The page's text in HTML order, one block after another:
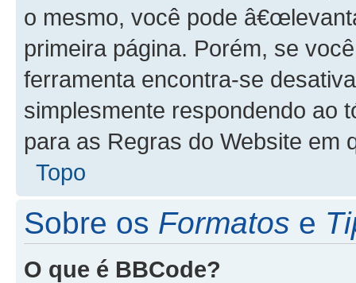
o mesmo, você pode
primeira página. Porém, se
ferramenta encontra-se
simplesmente respondendo ao
para as Regras do Website em
Topo
Sobre os Formatos e
O que é BBCode?